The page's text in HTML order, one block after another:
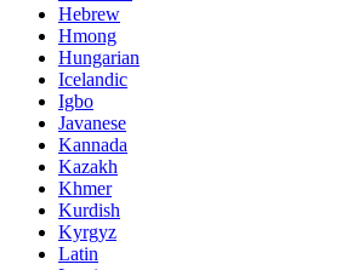
Hebrew
Hmong
Hungarian
Icelandic
Igbo
Javanese
Kannada
Kazakh
Khmer
Kurdish
Kyrgyz
Latin